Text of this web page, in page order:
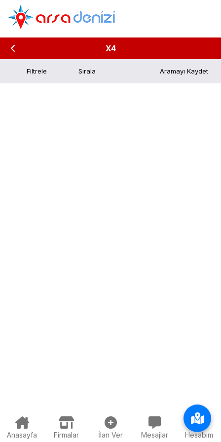
X4
Filtrele Aramayı Kaydet
Anasayfa Firmalar İlan Ver Mesajlar Hesabım